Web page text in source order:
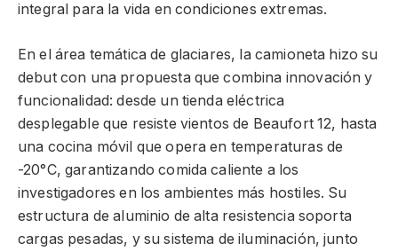
integral para la vida en condiciones extremas.
En el área temática de glaciares, la camioneta hizo su
debut con una propuesta que combina innovación y
funcionalidad: desde un tienda eléctrica
desplegable que resiste vientos de Beaufort 12, hasta
una cocina móvil que opera en temperaturas de
-20°C, garantizando comida caliente a los
investigadores en los ambientes más hostiles. Su
estructura de aluminio de alta resistencia soporta
cargas pesadas, y su sistema de iluminación, junto